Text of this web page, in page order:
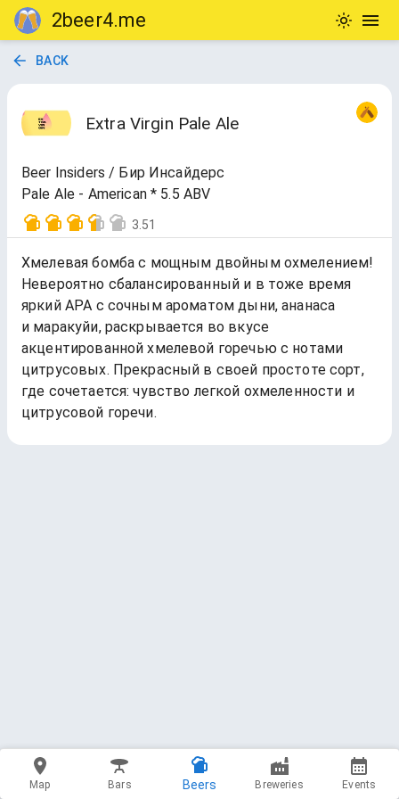
2beer4.me
BACK
Extra Virgin Pale Ale
Beer Insiders / Бир Инсайдерс
Pale Ale - American * 5.5 ABV
3.51
Хмелевая бомба с мощным двойным охмелением!
Невероятно сбалансированный и в тоже время
яркий APA с сочным ароматом дыни, ананаса
и маракуйи, раскрывается во вкусе
акцентированной хмелевой горечью с нотами
цитрусовых. Прекрасный в своей простоте сорт,
где сочетается: чувство легкой охмеленности и
цитрусовой горечи.
Map Bars Beers Breweries Events